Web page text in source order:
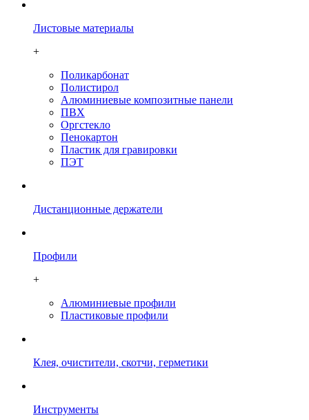
Листовые материалы
+
Поликарбонат
Полистирол
Алюминиевые композитные панели
ПВХ
Оргстекло
Пенокартон
Плаcтик для гравировки
ПЭТ
Дистанционные держатели
Профили
+
Алюминиевые профили
Пластиковые профили
Клея, очистители, скотчи, герметики
Инструменты